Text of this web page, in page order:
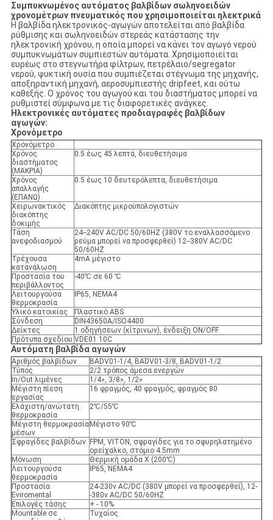
Συμπυκνωμένος αυτόματος βαλβίδων σωληνοειδών
χρονομέτρων πνευματικός που χρησιμοποιείται ηλεκτρικά
Η βαλβίδα ηλεκτρονικός-αγωγών αποτελείται από βαλβίδα
ρύθμισης και σωληνοειδών στερεάς κατάστασης την
ηλεκτρονική χρόνου, η οποία μπορεί να κάνει τον αγωγό νερού
συμπυκνωμάτων συμπιεστών αυτόματα. Χρησιμοποιείται
ευρέως στο στεγνωτήρα φίλτρων, πετρέλαιο/segregator
νερού, ψυκτική ουσία που συμπιέζεται στέγνωμα της μηχανής,
αποξηραντική μηχανή, αεροσυμπιεστής dripfeet, και ούτω
καθεξής. Ο χρόνος του αγωγού και του διαστήματος μπορεί να
ρυθμιστεί σύμφωνα με τις διαφορετικές ανάγκες.
Ηλεκτρονικές αυτόματες προδιαγραφές βαλβίδων
αγωγών:
Χρονόμετρο
Χρονόμετρο
Χρόνος
διαστήματος
(ΜΑΚΡΙΑ)
0.5 έως 45 λεπτά, διευθετήσιμα
Χρόνος
απαλλαγής
(ΕΠΑΝΩ)
0.5 έως 10 δευτερόλεπτα, διευθετήσιμα
Χειρωνακτικός
διακόπτης
δοκιμής
Διακόπτης μικροϋπολογιστών
Τάση
ανεφοδιασμού
24--240V AC/DC 50/60HZ (380V το εναλλασσόμενο
ρεύμα μπορεί να προσφερθεί) 12--380V AC/DC
50/60HZ
Τρέχουσα
κατανάλωση
4mA μέγιστο
Προστασία του
περιβάλλοντος
-40℃ σε 60 ℃
Λειτουργούσα
θερμοκρασία
IP65, NEMA4
Υλικό κατοικίας
Πλαστικό ABS
Σύνδεση
DIN43650A/ISO4400
Δείκτες
1 οδηγήσεων (κίτρινων), ένδειξη ON/OFF
Πρότυπα σχεδίου VDE01 10C
Αυτόματη βαλβίδα αγωγών
Αριθμός βαλβίδων
BADV01-1/4, BADV01-3/8, BADV01-1/2
Τύπος
2/2 τρόπος άμεσα ενεργών
In/Out λιμένες
1/4», 3/8», 1/2»
Μέγιστη πίεση
εργασίας
16 φραγμός, 40 φραγμός, φραγμός 80
Ελάχιστη/ανώτατη
θερμοκρασία
2℃/55℃
Μέγιστη θερμοκρασία
μέσων
Μέγιστο 90℃
Σφραγίδες βαλβίδων FPM, VITON, σφραγίδες για το σφυρηλατημένο
ορείχαλκο, στόμιο 4.5mm
Μόνωση
Θερμική ομάδα Χ (200℃)
Λειτουργούσα
θερμοκρασία
IP65, NEMA4
Προστασία
Eviromental
24-230v AC/DC (380V μπορεί να προσφερθεί), 12-
-380v AC/DC 50/60HZ
Επιλογές τάσης
+ - 10%
Mountable σε
Τυχαίος